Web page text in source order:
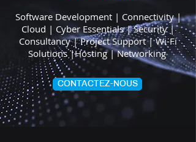
Software Development | Connectivity |
Cloud | Cyber Essentials | Security |
Consultancy | Project Support | Wi-Fi
Solutions |Hosting | Networking
CONTACTEZ-NOUS